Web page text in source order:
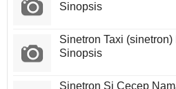
Sinopsis
Sinetron Taxi
Sinopsis
Sinetron Si Cecep